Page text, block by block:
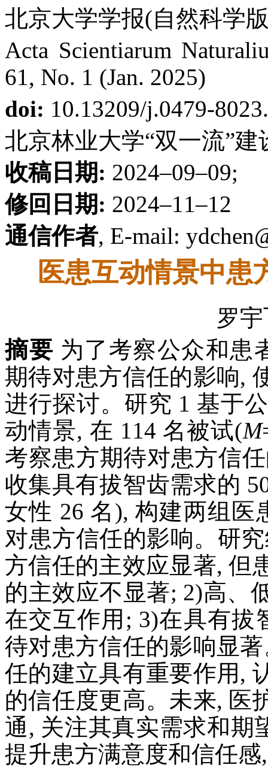
北京大学学报(自然科学
Acta Scientiarum
61, No. 1 (Jan. 2025)
doi: 10.13209/j.0479-
北京林业大学“双一流”建
收稿日期: 2024–09–09;
修回日期: 2024–11–12
通信作者, E-mail:
医患互动情景中患
罗
摘要 为了考察公众和患
期待对患方信任的影响,
进行探讨。研究 1 基于
动情景, 在 114 名被试(M
考察患方期待对患方信
收集具有拔智齿需求的
女性 26 名), 构建两组
对患方信任的影响。研
方信任的主效应显著, 但
的主效应不显著; 2)高、
在交互作用; 3)在具有拔
待对患方信任的影响显
任的建立具有重要作用,
的信任度更高。未来, 医
通, 关注其真实需求和期
提升患方满意度和信任